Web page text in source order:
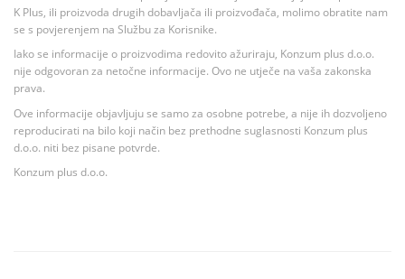
K Plus, ili proizvoda drugih dobavljača ili proizvođača, molimo obratite nam
se s povjerenjem na Službu za Korisnike.
Iako se informacije o proizvodima redovito ažuriraju, Konzum plus d.o.o.
nije odgovoran za netočne informacije. Ovo ne utječe na vaša zakonska
prava.
Ove informacije objavljuju se samo za osobne potrebe, a nije ih dozvoljeno
reproducirati na bilo koji način bez prethodne suglasnosti Konzum plus
d.o.o. niti bez pisane potvrde.
Konzum plus d.o.o.